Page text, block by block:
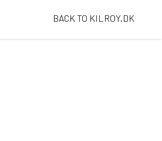
BACK TO KILROY.DK